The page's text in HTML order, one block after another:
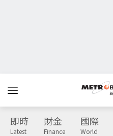
即時
Latest
財金
Finance
國際
World